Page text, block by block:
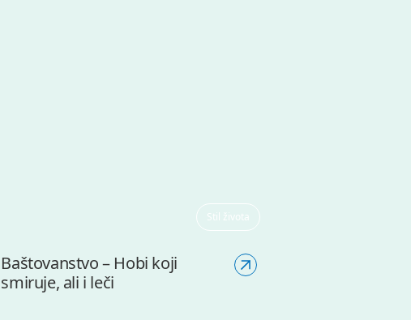
Stil života
Baštovanstvo – Hobi koji
smiruje, ali i leči